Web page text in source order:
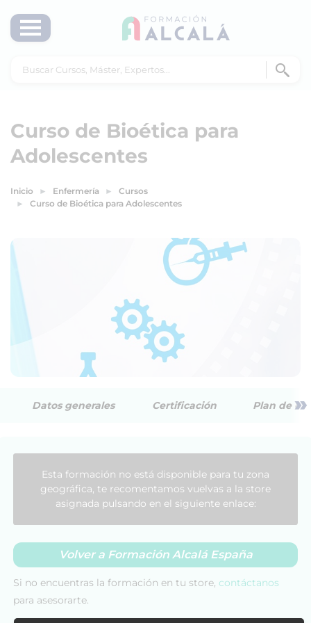
Curso de Bioética para
Adolescentes
Inicio Enfermería
Cursos
Curso de Bioética para Adolescentes
Datos generales Certificación Plan de »
Esta formación no está disponible para tu zona
geográfica, te recomentamos vuelvas a la store
asignada pulsando en el siguiente enlace:
Volver a Formación Alcalá España
Si no encuentras la formación en tu store, contáctanos
para asesorarte.